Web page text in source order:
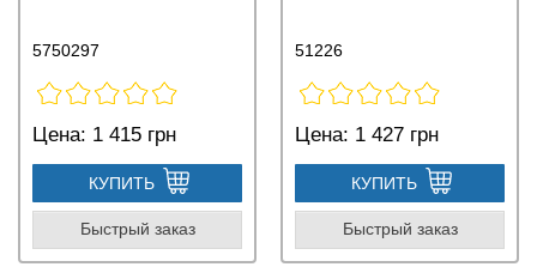
5750297
Цена: 1 415 грн
КУПИТЬ
Быстрый заказ
51226
Цена: 1 427 грн
КУПИТЬ
Быстрый заказ